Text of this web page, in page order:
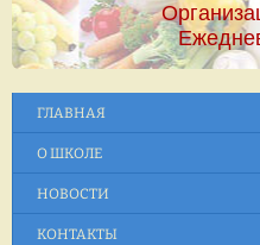
ГЛАВНАЯ
О ШКОЛЕ
НОВОСТИ
КОНТАКТЫ